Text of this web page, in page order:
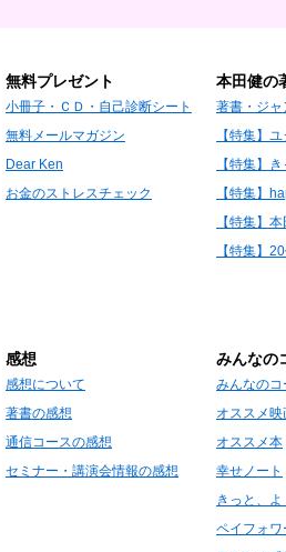
無料プレゼント
小冊子・ＣＤ・自己診断シート
無料メールマガジン
Dear Ken
お金のストレスチェック
本田健の
著書・ジャ
【特集】
【特集】
【特集】
【特集】
【特集】
感想
感想について
著書の感想
通信コースの感想
セミナー・講演会情報の感想
みんなの
みんなの
オススメ映
オススメ本
幸せノート
きっと、
ペイフォワ